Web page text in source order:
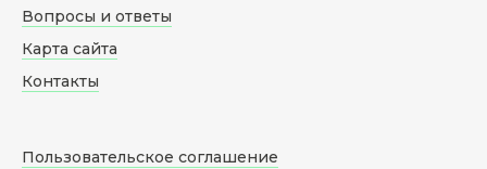
Вопросы и ответы
Карта сайта
Контакты
Пользовательское соглашение